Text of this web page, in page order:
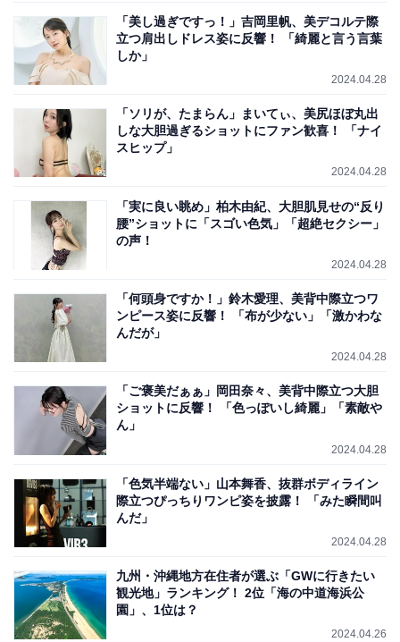
「美し過ぎですっ！」吉岡里帆、美デコルテ際
立つ肩出しドレス姿に反響！ 「綺麗と言う言葉
しか」
2024.04.28
「ソリが、たまらん」まいてぃ、美尻ほぼ丸出
しな大胆過ぎるショットにファン歓喜！ 「ナイ
スヒップ」
2024.04.28
「実に良い眺め」柏木由紀、大胆肌見せの“反り
腰”ショットに「スゴい色気」「超絶セクシー」
の声！
2024.04.28
「何頭身ですか！」鈴木愛理、美背中際立つワ
ンピース姿に反響！ 「布が少ない」「激かわな
んだが」
2024.04.28
「ご褒美だぁぁ」岡田奈々、美背中際立つ大胆
ショットに反響！ 「色っぽいし綺麗」「素敵や
ん」
2024.04.28
「色気半端ない」山本舞香、抜群ボディライン
際立つぴっちりワンピ姿を披露！ 「みた瞬間叫
んだ」
2024.04.28
九州・沖縄地方在住者が選ぶ「GWに行きたい
観光地」ランキング！ 2位「海の中道海浜公
園」、1位は？
2024.04.26